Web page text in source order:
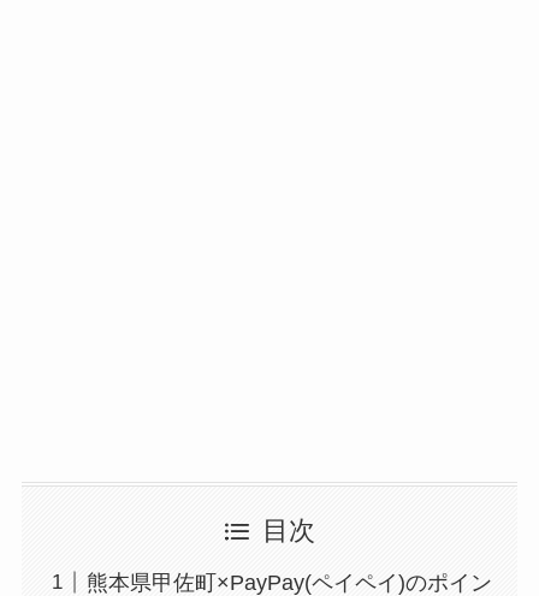
目次
熊本県甲佐町×PayPay(ペイペイ)のポイン